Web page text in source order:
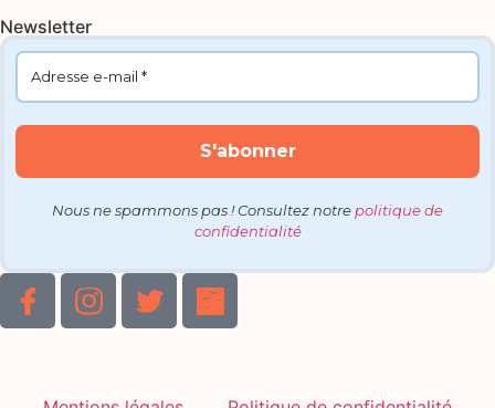
Newsletter
Nous ne spammons pas ! Consultez notre politique de
confidentialité